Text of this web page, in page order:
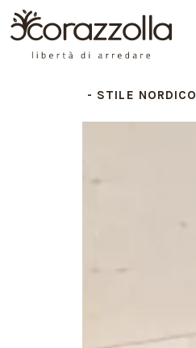
STILE NORDICO